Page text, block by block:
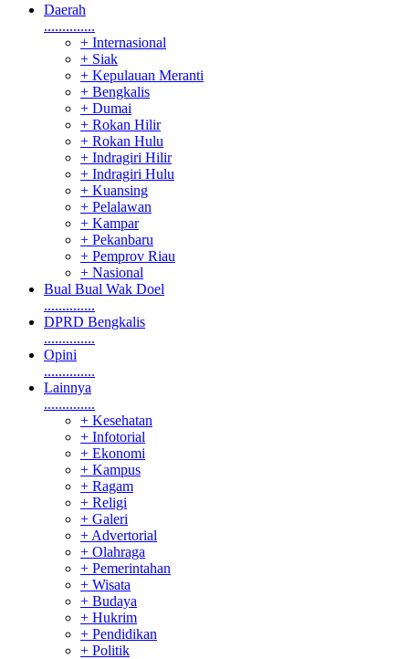
Daerah
..............
+ Internasional
+ Siak
+ Kepulauan Meranti
+ Bengkalis
+ Dumai
+ Rokan Hilir
+ Rokan Hulu
+ Indragiri Hilir
+ Indragiri Hulu
+ Kuansing
+ Pelalawan
+ Kampar
+ Pekanbaru
+ Pemprov Riau
+ Nasional
Bual Bual Wak Doel
..............
DPRD Bengkalis
..............
Opini
..............
Lainnya
..............
+ Kesehatan
+ Infotorial
+ Ekonomi
+ Kampus
+ Ragam
+ Religi
+ Galeri
+ Advertorial
+ Olahraga
+ Pemerintahan
+ Wisata
+ Budaya
+ Hukrim
+ Pendidikan
+ Politik